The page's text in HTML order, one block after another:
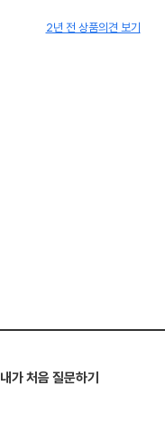
2년 전 상품의견 보기
내가 처음 질문하기